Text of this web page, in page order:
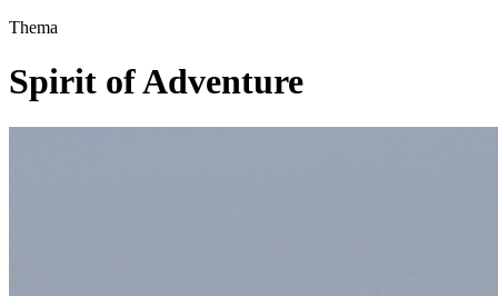
Thema
Spirit of Adventure